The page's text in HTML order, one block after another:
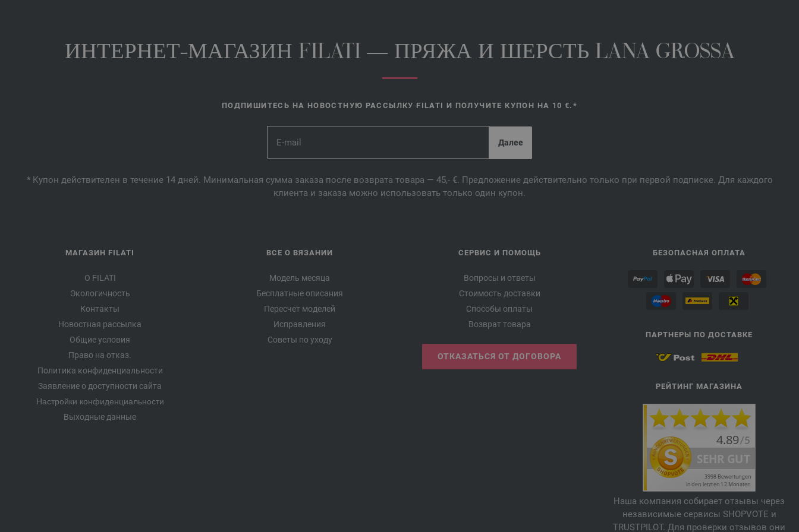
ИНТЕРНЕТ-МАГАЗИН FILATI — ПРЯЖА И ШЕРСТЬ LANA GROSSA
ПОДПИШИТЕСЬ НА НОВОСТНУЮ РАССЫЛКУ FILATI И ПОЛУЧИТЕ КУПОН НА 10 €.*
* Купон действителен в течение 14 дней. Минимальная сумма заказа после возврата товара — 45,- €. Предложение действительно только при первой подписке. Для каждого
клиента и заказа можно использовать только один купон.
МАГАЗИН FILATI
О FILATI
Экологичность
Контакты
Новостная рассылка
Общие условия
Право на отказ.
Политика конфиденциальности
Заявление о доступности сайта
Настройки конфиденциальности
Выходные данные
ВСЕ О ВЯЗАНИИ
Модель месяца
Бесплатные описания
Пересчет моделей
Исправления
Советы по уходу
СЕРВИС И ПОМОЩЬ
Вопросы и ответы
Стоимость доставки
Способы оплаты
Возврат товара
ОТКАЗАТЬСЯ ОТ ДОГОВОРА
БЕЗОПАСНАЯ ОПЛАТА
ПАРТНЕРЫ ПО ДОСТАВКЕ
РЕЙТИНГ МАГАЗИНА
Наша компания собирает отзывы через
независимые сервисы SHOPVOTE и
TRUSTPILOT. Для проверки отзывов они